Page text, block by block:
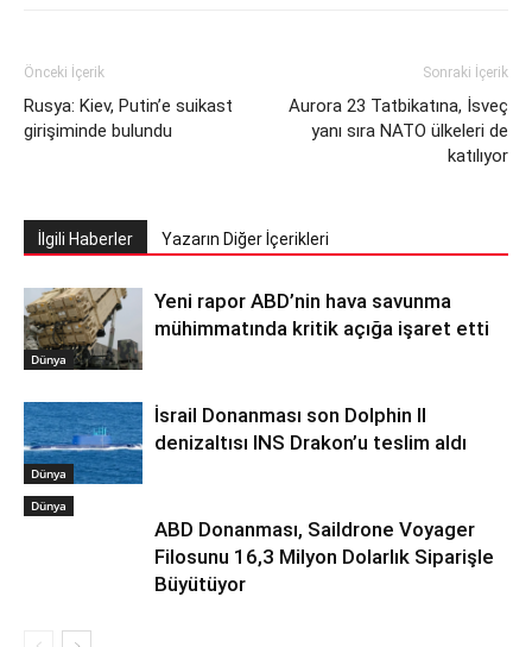
Önceki İçerik
Rusya: Kiev, Putin’e suikast
girişiminde bulundu
Sonraki İçerik
Aurora 23 Tatbikatına, İsveç
yanı sıra NATO ülkeleri de
katılıyor
İlgili Haberler Yazarın Diğer İçerikleri
Dünya
Yeni rapor ABD’nin hava savunma
mühimmatında kritik açığa işaret etti
Dünya
İsrail Donanması son Dolphin II
denizaltısı INS Drakon’u teslim aldı
Dünya
ABD Donanması, Saildrone Voyager
Filosunu 16,3 Milyon Dolarlık Siparişle
Büyütüyor